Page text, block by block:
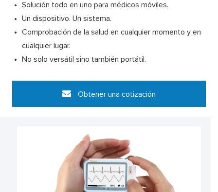
Solución todo en uno para médicos móviles.
Un dispositivo. Un sistema.
Comprobación de la salud en cualquier momento y en
cualquier lugar.
No solo versátil sino también portátil.
Obtener una cotización